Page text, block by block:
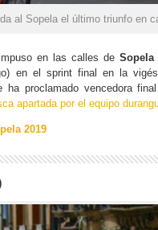
al Sopela el último triunfo en
en las calles deSopela
en el sprint final en la
ha proclamado vencedora final
apartada por el equipo
2019